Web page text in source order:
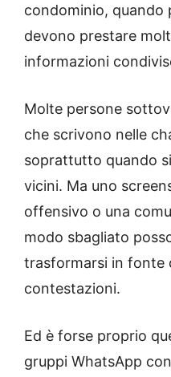
condominio, quando
devono prestare
informazioni
Molte persone
che scrivono nelle
soprattutto quando
vicini. Ma uno
offensivo o una
modo sbagliato
trasformarsi in fonte
contestazioni.
Ed è forse proprio
gruppi WhatsApp